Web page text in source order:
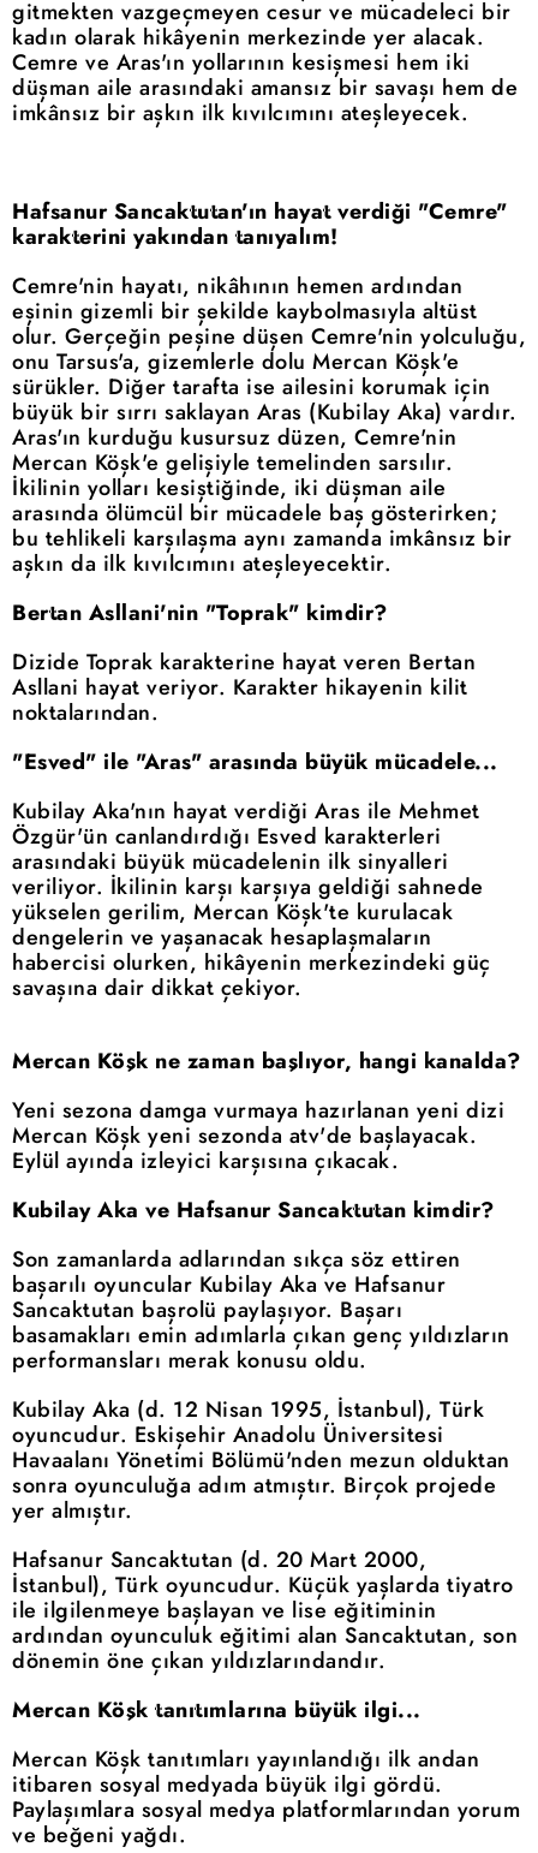
gitmekten vazgeçmeyen cesur ve mücadeleci bir
kadın olarak hikâyenin merkezinde yer alacak.
Cemre ve Aras'ın yollarının kesişmesi hem iki
düşman aile arasındaki amansız bir savaşı hem de
imkânsız bir aşkın ilk kıvılcımını ateşleyecek.
Hafsanur Sancaktutan'ın hayat verdiği "Cemre"
karakterini yakından tanıyalım!
Cemre'nin hayatı, nikâhının hemen ardından
eşinin gizemli bir şekilde kaybolmasıyla altüst
olur. Gerçeğin peşine düşen Cemre'nin yolculuğu,
onu Tarsus'a, gizemlerle dolu Mercan Köşk'e
sürükler. Diğer tarafta ise ailesini korumak için
büyük bir sırrı saklayan Aras (Kubilay Aka) vardır.
Aras'ın kurduğu kusursuz düzen, Cemre'nin
Mercan Köşk'e gelişiyle temelinden sarsılır.
İkilinin yolları kesiştiğinde, iki düşman aile
arasında ölümcül bir mücadele baş gösterirken;
bu tehlikeli karşılaşma aynı zamanda imkânsız bir
aşkın da ilk kıvılcımını ateşleyecektir.
Bertan Asllani'nin "Toprak" kimdir?
Dizide Toprak karakterine hayat veren Bertan
Asllani hayat veriyor. Karakter hikayenin kilit
noktalarından.
"Esved" ile "Aras" arasında büyük mücadele...
Kubilay Aka'nın hayat verdiği Aras ile Mehmet
Özgür'ün canlandırdığı Esved karakterleri
arasındaki büyük mücadelenin ilk sinyalleri
veriliyor. İkilinin karşı karşıya geldiği sahnede
yükselen gerilim, Mercan Köşk'te kurulacak
dengelerin ve yaşanacak hesaplaşmaların
habercisi olurken, hikâyenin merkezindeki güç
savaşına dair dikkat çekiyor.
Mercan Köşk ne zaman başlıyor, hangi kanalda?
Yeni sezona damga vurmaya hazırlanan yeni dizi
Mercan Köşk yeni sezonda atv'de başlayacak.
Eylül ayında izleyici karşısına çıkacak.
Kubilay Aka ve Hafsanur Sancaktutan kimdir?
Son zamanlarda adlarından sıkça söz ettiren
başarılı oyuncular Kubilay Aka ve Hafsanur
Sancaktutan başrolü paylaşıyor. Başarı
basamakları emin adımlarla çıkan genç yıldızların
performansları merak konusu oldu.
Kubilay Aka (d. 12 Nisan 1995, İstanbul), Türk
oyuncudur. Eskişehir Anadolu Üniversitesi
Havaalanı Yönetimi Bölümü'nden mezun olduktan
sonra oyunculuğa adım atmıştır. Birçok projede
yer almıştır.
Hafsanur Sancaktutan (d. 20 Mart 2000,
İstanbul), Türk oyuncudur. Küçük yaşlarda tiyatro
ile ilgilenmeye başlayan ve lise eğitiminin
ardından oyunculuk eğitimi alan Sancaktutan, son
dönemin öne çıkan yıldızlarındandır.
Mercan Köşk tanıtımlarına büyük ilgi...
Mercan Köşk tanıtımları yayınlandığı ilk andan
itibaren sosyal medyada büyük ilgi gördü.
Paylaşımlara sosyal medya platformlarından yorum
ve beğeni yağdı.